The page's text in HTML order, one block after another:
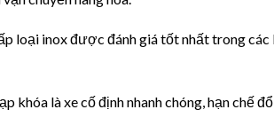
loại inox được đánh giá tốt nhất trong các
khóa là xe cố định nhanh chóng, hạn chế